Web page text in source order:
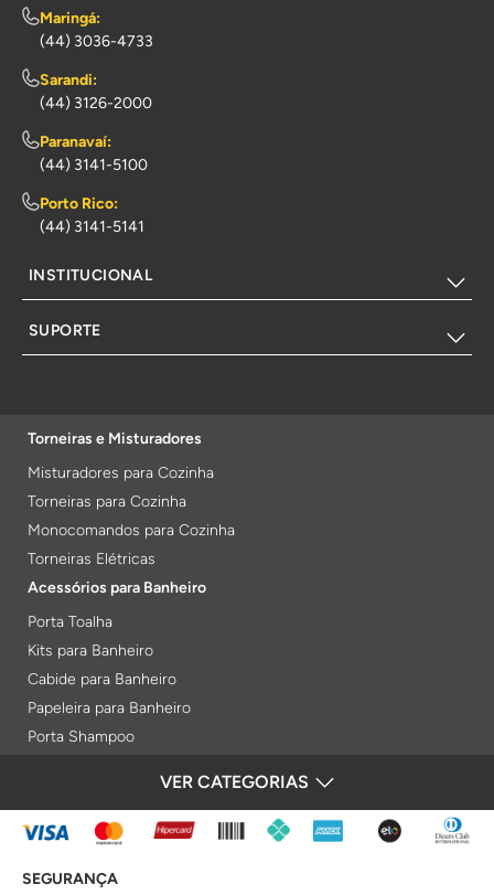
Maringá:
(44) 3036-4733
Sarandi:
(44) 3126-2000
Paranavaí:
(44) 3141-5100
Porto Rico:
(44) 3141-5141
INSTITUCIONAL
SUPORTE
Torneiras e Misturadores
Misturadores para Cozinha
Torneiras para Cozinha
Monocomandos para Cozinha
Torneiras Elétricas
Acessórios para Banheiro
Porta Toalha
Kits para Banheiro
Cabide para Banheiro
Papeleira para Banheiro
Porta Shampoo
Porta Toalha Aquecido
Gabinetes para Banheiro
Lixeiras
VER CATEGORIAS
FORMAS DE PAGAMENTO
SEGURANÇA